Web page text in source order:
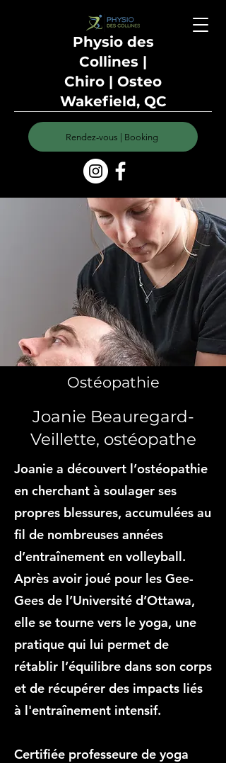
Physio des
Collines |
Chiro | Osteo
Wakefield, QC
Rendez-vous | Booking
Ostéopathie
Joanie Beauregard-
Veillette, ostéopathe
Joanie a découvert l’ostéopathie
en cherchant à soulager ses
propres blessures, accumulées au
fil de nombreuses années
d’entraînement en volleyball.
Après avoir joué pour les Gee-
Gees de l’Université d’Ottawa,
elle se tourne vers le yoga, une
pratique qui lui permet de
rétablir l’équilibre dans son corps
et de récupérer des impacts liés
à l'entraînement intensif.
Certifiée professeure de yoga